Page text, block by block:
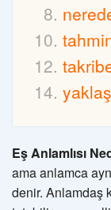
Eş Anlamlısı
ama anlamca
denir. Anlamdaş